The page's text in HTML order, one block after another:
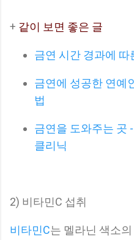
+ 같이 보면 좋은 글
금연 시간 경과에 따
금연에 성공한 연예
법
금연을 도와주는 곳
클리닉
2) 비타민C 섭취
비타민C는 멜라닌 색소